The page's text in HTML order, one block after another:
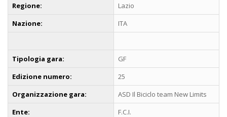
Regione:
Lazio
Nazione:
ITA
Tipologia gara:
GF
Edizione numero:
25
Organizzazione gara:
ASD Il Biciclo team New Limits
Ente:
F.C.I.